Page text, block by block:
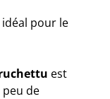
pour le
est
de